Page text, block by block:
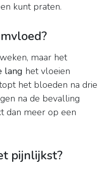
kunt praten.
maar het
lang het vloeien
het bloeden na drie
na de bevalling
dan meer op een
pijnlijkst?